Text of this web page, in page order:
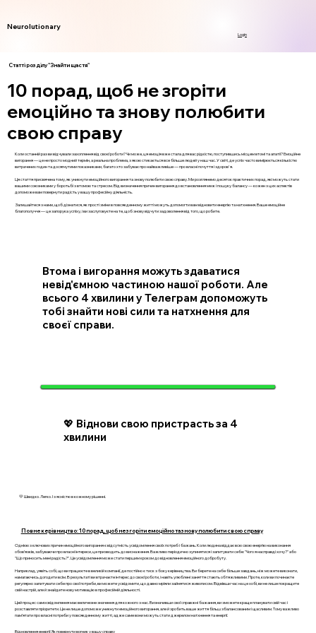
Neurolutionary
Login
Статті розділу "Знайти щастя"
10 порад, щоб не згоріти
емоційно та знову полюбити
свою справу
Коли останній раз ви відчували захоплення від своєї роботи? Чи може, ця емоція вже стала для вас рідкістю, поступившись місцем втомі та апатії? Емоційне
вигорання — це не просто модний термін, а реальна проблема, з якою стикається все більше людей у наш час. У світі, де успіх часто вимірюється кількістю
витрачених годин та досягнутими показниками, багато хто забуває про найважливіше — про власні почуття і здоров'я.
Ця стаття присвячена тому, як уникнути емоційного вигорання та знову полюбити свою справу. Ми розглянемо десяток практичних порад, які можуть стати
вашими союзниками у боротьбі з втомою та стресом. Від визначення причин вигорання до встановлення меж і пошуку балансу — кожен з цих аспектів
допоможе вам повернути радість у вашу професійну діяльність.
Залишайтеся з нами, щоб дізнатися, як прості зміни в повсякденному житті можуть допомогти вам відновити енергію та натхнення. Ваше емоційне
благополуччя — це запорука успіху, і ви заслуговуєте на те, щоб знову відчути задоволення від того, що робите.
Втома і вигорання можуть здаватися
невід'ємною частиною нашої роботи. Але
всього 4 хвилини у Телеграм допоможуть
тобі знайти нові сили та натхнення для
своєї справи.
💖 Віднови свою пристрасть за 4
хвилини
💛 Швидко. Легко. І з ясністю в кожному рішенні.
Повне керівництво: 10 порад, щоб не згоріти емоційно та знову полюбити свою справу
Однією з ключових причин емоційного вигорання є відсутність усвідомлення своїх потреб і бажань. Коли людина віддає всю свою енергію на виконання
обов’язків, забуваючи про власні інтереси, це призводить до виснаження. Важливо періодично зупинятися і запитувати себе: "Чого я насправді хочу?" або
"Що приносить мені радість?". Це усвідомлення може стати першим кроком до відновлення емоційного добробуту.
Наприклад, уявіть собі, що ви працюєте в великій компанії, де постійно є тиск з боку керівництва. Ви берете на себе більше завдань, ніж можете виконати,
намагаючись догодити всім. В результаті ви втрачаєте інтерес до своєї роботи, і навіть улюблені заняття стають обтяжливими. Проте, коли ви починаєте
регулярно запитувати себе про свої потреби, ви можете усвідомити, що давно мріяли зайнятися живописом. Відвівши час на це хобі, ви не лише покращите
свій настрій, але й знайдете нову мотивацію в професійній діяльності.
Цей процес самосвідомлення має величезне значення для кожного з нас. Визначивши свої справжні бажання, ви зможете краще планувати свій час і
розставляти пріоритети. Це не лише допоможе уникнути емоційного вигорання, але й зробить ваше життя більш збалансованим і щасливим. Тому важливо
пам’ятати про власні потреби у повсякденному житті, адже саме вони можуть стати джерелом натхнення та енергії.
Відновлення енергії: Як повернути вогник у вашу справу